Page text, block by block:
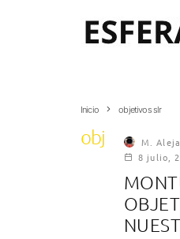
Inicio objetivos slr
objetivos slr
M.
8 julio,